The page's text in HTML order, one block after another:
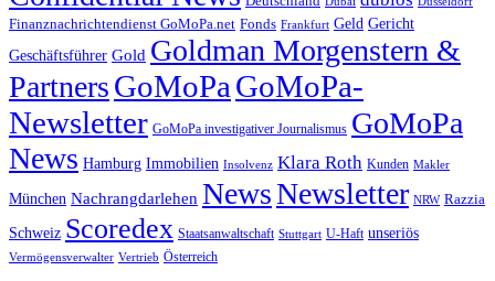
Finanznachrichtendienst GoMoPa.net Fonds Frankfurt Geld Gericht
Geschäftsführer Gold Goldman Morgenstern &
PartnersGoMoPa GoMoPa-
Newsletter GoMoPa investigativer Journalismus GoMoPa
News Hamburg Immobilien Insolvenz Klara Roth Kunden Makler
München Nachrangdarlehen NewsNewsletter NRW Razzia
Schweiz Scoredex Staatsanwaltschaft Stuttgart U-Haft unseriös
Vermögensverwalter Vertrieb Österreich